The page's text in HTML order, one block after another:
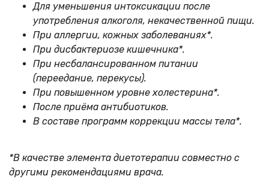
Для уменьшения интоксикации после
употребления алкоголя, некачественной пищи.
При аллергии, кожных заболеваниях*.
При дисбактериозе кишечника*.
При несбалансированном питании
(переедание, перекусы).
При повышенном уровне холестерина*.
После приёма антибиотиков.
В составе программ коррекции массы тела*.
*В качестве элемента диетотерапии совместно с
другими рекомендациями врача.